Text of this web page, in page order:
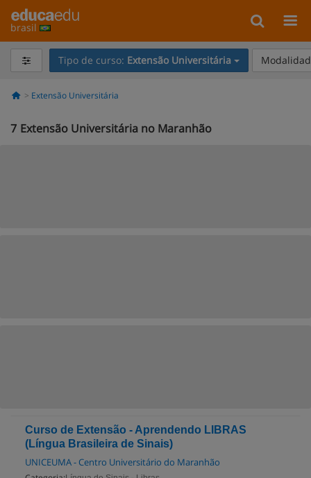
brasil
Tipo de curso: Extensão Universitária
Extensão Universitária
7 Extensão Universitária no Maranhão
Curso de Extensão - Aprendendo LIBRAS
(Língua Brasileira de Sinais)
UNICEUMA - Centro Universitário do Maranhão